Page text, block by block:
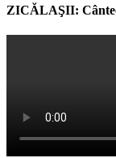
ZICĂLAŞII: